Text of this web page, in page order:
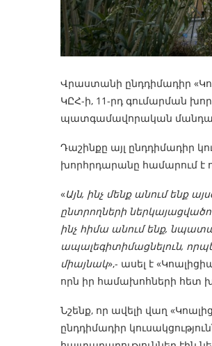
Վրաստանի ընդդիմադիր
ԿԸՀ-ի, 11-րդ գումարման
պատգամավորական
Դաշինքը այլ ընդդիմադիր
խորհրդարանը համարում է
«Այն, ինչ մենք անում ենք
ընտրողների
ինչ հիմա անում ենք,
ապալեգիտիմացնելուն,
միայնակ»,- ասել է
որն իր համախոհների հետ
Նշենք, որ ավելի վաղ
ընդդիմադիր